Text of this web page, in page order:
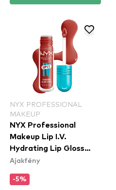
NYX PROFESSIONAL
MAKEUP
NYX Professional
Makeup Lip I.V.
Hydrating Lip Gloss
Stain - 12 Burst That
Ajakfény
-5%